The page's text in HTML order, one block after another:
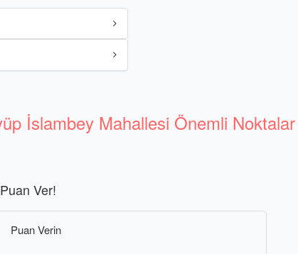
İslambey Mahallesi Önemli Noktalar
Ver!
Puan Verin